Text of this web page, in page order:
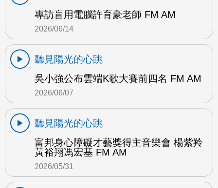
專訪盲用電腦許育豪老師 FM AM
2026/06/14
聽見陽光的心跳
吳小強公布雲端K歌大賽前四名 FM AM
2026/06/07
聽見陽光的心跳
富邦身心障礙才藝獎得主音樂會 楊紫羚
黃裕翔馮宏基 FM AM
2026/05/31